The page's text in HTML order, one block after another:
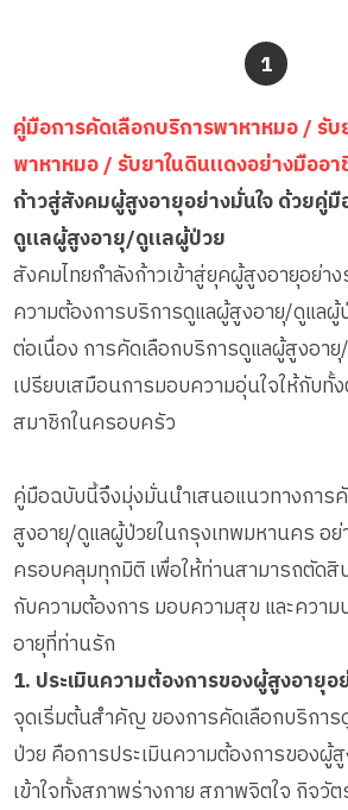
1
คู่มือการคัดเลือกบริการพาหาหมอ / รั
พาหาหมอ / รับยาในดินแดงอย่างมืออ
ก้าวสู่สังคมผู้สูงอายุอย่างมั่นใจ ด้วยคู่
ดูแลผู้สูงอายุ/ดูแลผู้ป่วย
สังคมไทยกำลังก้าวเข้าสู่ยุคผู้สูงอายุอย่า
ความต้องการบริการดูแลผู้สูงอายุ/ดูแลผู้
ต่อเนื่อง การคัดเลือกบริการดูแลผู้สูงอา
เปรียบเสมือนการมอบความอุ่นใจให้กับทั้
สมาชิกในครอบครัว
คู่มือฉบับนี้จึงมุ่งมั่นนำเสนอแนวทางการ
สูงอายุ/ดูแลผู้ป่วยในกรุงเทพมหานคร อ
ครอบคลุมทุกมิติ เพื่อให้ท่านสามารถตัดสิ
กับความต้องการ มอบความสุข และควา
อายุที่ท่านรัก
1. ประเมินความต้องการของผู้สูงอายุอ
จุดเริ่มต้นสำคัญ ของการคัดเลือกบริกา
ป่วย คือการประเมินความต้องการของผู้สู
เข้าใจทั้งสภาพร่างกาย สภาพจิตใจ กิจวั